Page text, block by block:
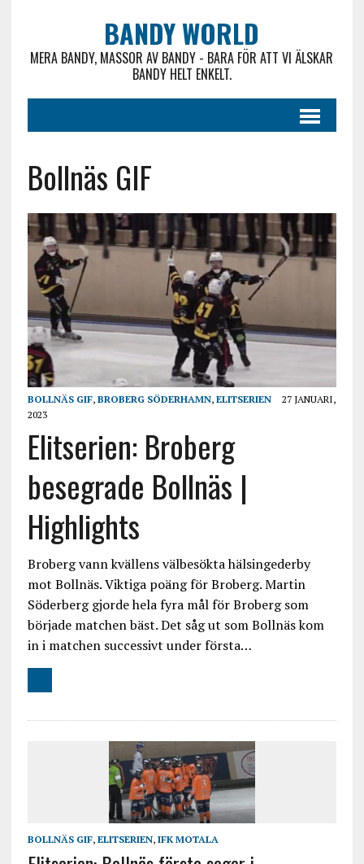
BANDY WORLD
MERA BANDY, MASSOR AV BANDY - BARA FÖR ATT VI ÄLSKAR
BANDY HELT ENKELT.
Bollnäs GIF
BOLLNÄS GIF, BROBERG SÖDERHAMN, ELITSERIEN
27 JANUARI,
2023
Elitserien: Broberg
besegrade Bollnäs |
Highlights
Broberg vann kvällens välbesökta hälsingederby
mot Bollnäs. Viktiga poäng för Broberg. Martin
Söderberg gjorde hela fyra mål för Broberg som
började matchen bäst. Det såg ut som Bollnäs kom
in i matchen successivt under första…
BOLLNÄS GIF, ELITSERIEN, IFK MOTALA